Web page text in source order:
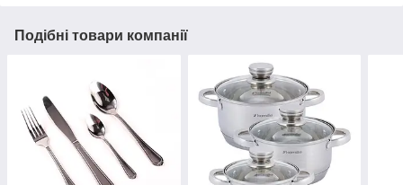
Подібні товари компанії